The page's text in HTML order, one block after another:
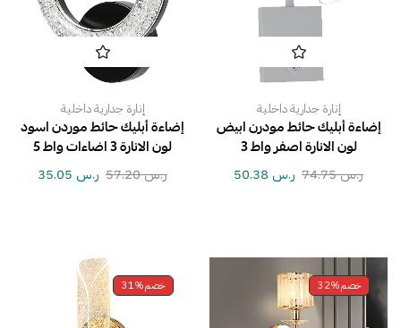
إنارة جدارية داخلية
إضاءة أبليك حائط مودرن ابيض
لون الانارة اصفر واط 3
ر.س74.75 ر.س
إنارة جدارية داخلية
إضاءة أبليك حائط موردن اسود
لون الانارة 3 اضاءات واط 5
ر.س57.20 ر.س
خصم32% خصم31%